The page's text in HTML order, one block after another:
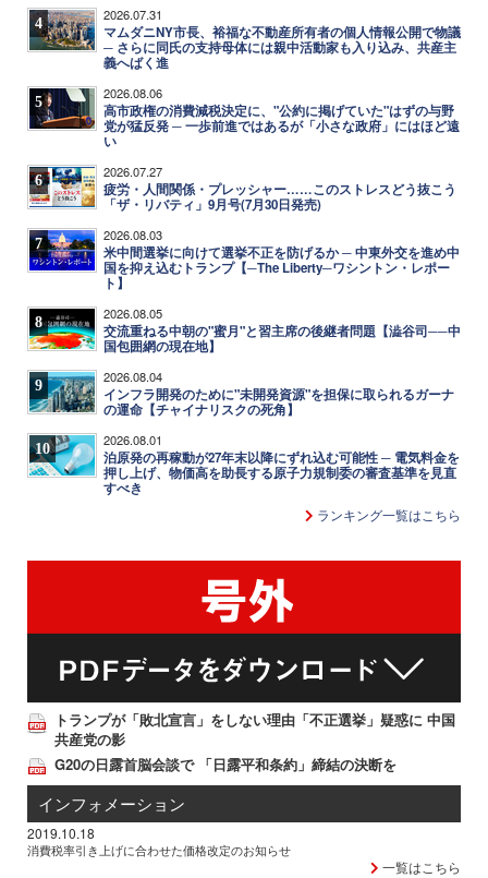
4 2026.07.31
マムダニNY市長、裕福な不動産所有者の個人情報公開で物議
─ さらに同氏の支持母体には親中活動家も入り込み、共産主
義へばく進
5 2026.08.06
高市政権の消費減税決定に、"公約に掲げていた"はずの与野
党が猛反発 ─ 一歩前進ではあるが「小さな政府」にはほど遠
い
6 2026.07.27
疲労・人間関係・プレッシャー……このストレスどう抜こう
「ザ・リバティ」9月号(7月30日発売)
7 2026.08.03
米中間選挙に向けて選挙不正を防げるか ─ 中東外交を進め中
国を抑え込むトランプ【─The Liberty─ワシントン・レポー
ト】
8 2026.08.05
交流重ねる中朝の"蜜月"と習主席の後継者問題【澁谷司──中
国包囲網の現在地】
9 2026.08.04
インフラ開発のために"未開発資源"を担保に取られるガーナ
の運命【チャイナリスクの死角】
10 2026.08.01
泊原発の再稼動が27年末以降にずれ込む可能性 ─ 電気料金を
押し上げ、物価高を助長する原子力規制委の審査基準を見直
すべき
ランキング一覧はこちら
トランプが「敗北宣言」をしない理由「不正選挙」疑惑に 中国
共産党の影
G20の日露首脳会談で 「日露平和条約」締結の決断を
インフォメーション
2019.10.18
消費税率引き上げに合わせた価格改定のお知らせ
一覧はこちら